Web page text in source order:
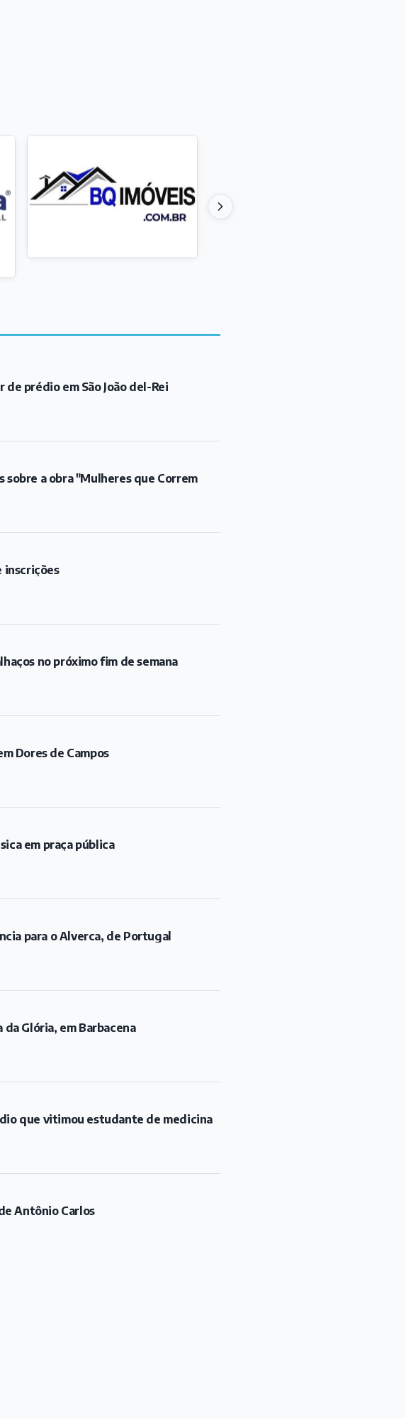
prédio em São João del-Rei
a obra "Mulheres que Correm
inscrições
no próximo fim de semana
Dores de Campos
em praça pública
para o Alverca, de Portugal
da Glória, em Barbacena
que vitimou estudante de medicina
Antônio Carlos